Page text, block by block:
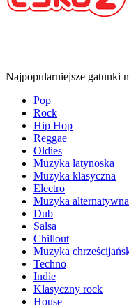
Najpopularniejsze gatunki
Pop
Rock
Hip Hop
Reggae
Oldies
Muzyka latynoska
Muzyka klasyczna
Electro
Muzyka alternatywna
Dub
Salsa
Chillout
Muzyka
Techno
Indie
Klasyczny rock
House